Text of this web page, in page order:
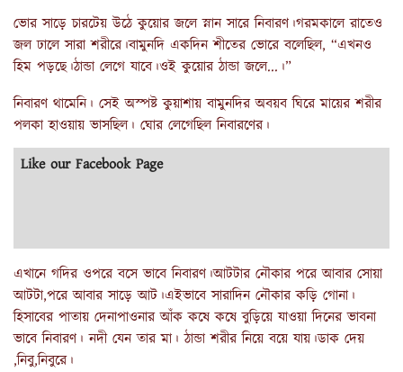
ভোর সাড়ে চারটেয় উঠে কুয়োর জলে স্নান সারে নিবারণ।গরমকালে রাতেও
জল ঢালে সারা শরীরে।বামুনদি একদিন শীতের ভোরে বলেছিল, “এখনও
হিম পড়ছে।ঠান্ডা লেগে যাবে।ওই কুয়োর ঠান্ডা জলে...।”
নিবারণ থামেনি। সেই অস্পষ্ট কুয়াশায় বামুনদির অবয়ব ঘিরে মায়ের শরীর
পলকা হাওয়ায় ভাসছিল। ঘোর লেগেছিল নিবারণের।
Like our Facebook Page
এখানে গদির ওপরে বসে ভাবে নিবারণ।আটটার নৌকার পরে আবার সোয়া
আটটা,পরে আবার সাড়ে আট।এইভাবে সারাদিন নৌকার কড়ি গোনা।
হিসাবের পাতায় দেনাপাওনার আঁক কষে কষে বুড়িয়ে যাওয়া দিনের ভাবনা
ভাবে নিবারণ। নদী যেন তার মা। ঠান্ডা শরীর নিয়ে বয়ে যায়।ডাক দেয়
,নিবু,নিবুরে।